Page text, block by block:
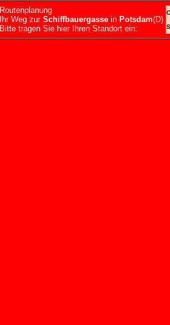
Routenplanung
Ihr Weg zurSchiffbauergasse in Potsdam(D)
Bitte tragen Sie hier Ihren Standort ein: